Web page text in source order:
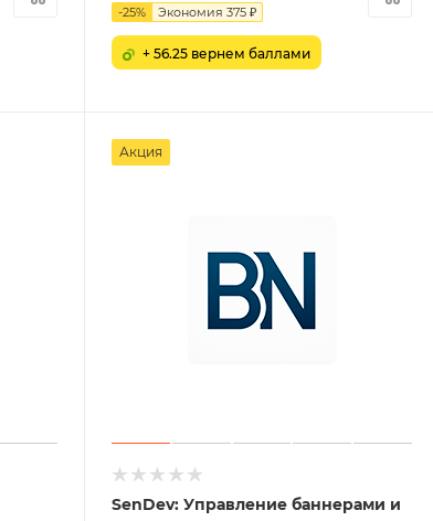
-25% Экономия 375 ₽
+ 56.25 вернем баллами
Акция
SenDev: Управление баннерами и